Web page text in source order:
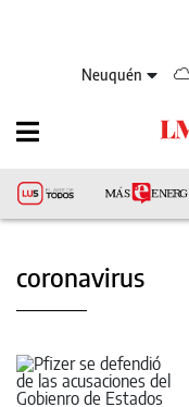
Neuquén
coronavirus